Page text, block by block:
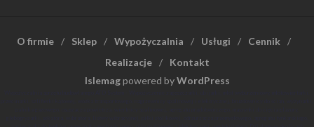
O firmie Sklep Wypożyczalnia Usługi
Cennik
Realizacje
Kontakt
Islemagpowered byWordPress